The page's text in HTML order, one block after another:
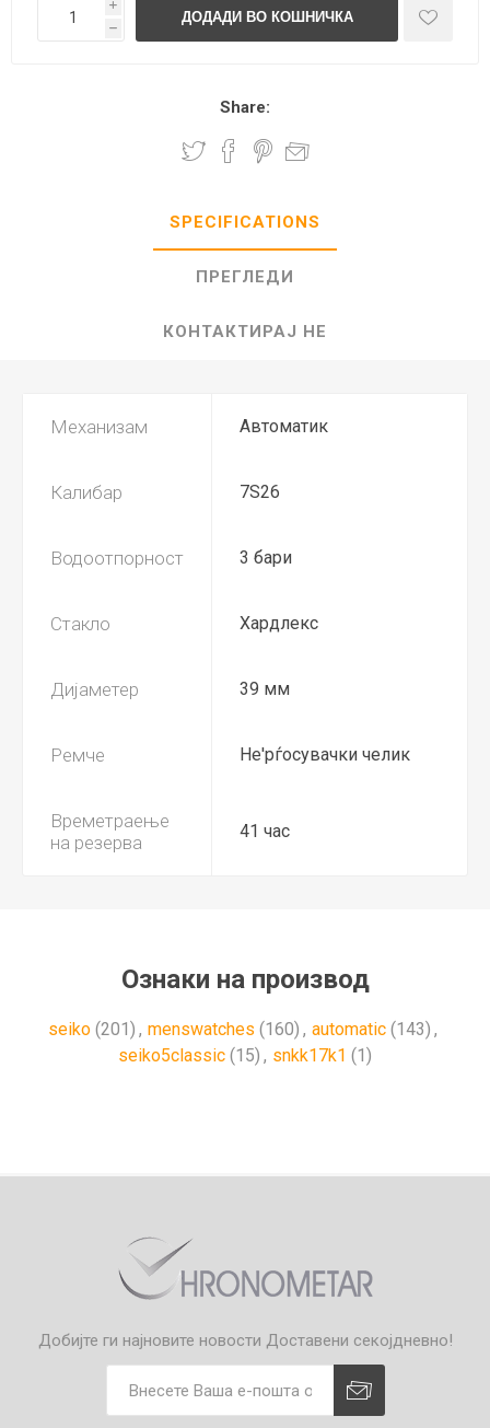
i
h
Share:
SPECIFICATIONS
ПРЕГЛЕДИ
КОНТАКТИРАЈ НЕ
Механизам Автоматик
Калибар 7S26
Водоотпорност 3 бари
Стакло Хардлекс
Дијаметер 39 мм
Ремче Не'рѓосувачки челик
Времетраење
на резерва
41 час
Ознаки на производ
seiko (201) , menswatches (160) , automatic (143) ,
seiko5classic (15) , snkk17k1 (1)
Добијте ги најновите новости Доставени секојдневно!